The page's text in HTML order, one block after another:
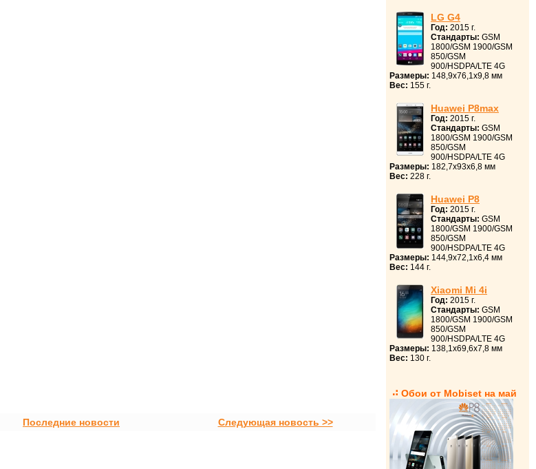
Последние новости Следующая новость >>
LG G4
Год: 2015 г.
Стандарты: GSM
1800/GSM 1900/GSM
850/GSM
900/HSDPA/LTE 4G
Размеры: 148,9x76,1x9,8 мм
Вес: 155 г.
Huawei P8max
Год: 2015 г.
Стандарты: GSM
1800/GSM 1900/GSM
850/GSM
900/HSDPA/LTE 4G
Размеры: 182,7x93x6,8 мм
Вес: 228 г.
Huawei P8
Год: 2015 г.
Стандарты: GSM
1800/GSM 1900/GSM
850/GSM
900/HSDPA/LTE 4G
Размеры: 144,9x72,1x6,4 мм
Вес: 144 г.
Xiaomi Mi 4i
Год: 2015 г.
Стандарты: GSM
1800/GSM 1900/GSM
850/GSM
900/HSDPA/LTE 4G
Размеры: 138,1x69,6x7,8 мм
Вес: 130 г.
Обои от Mobiset на май